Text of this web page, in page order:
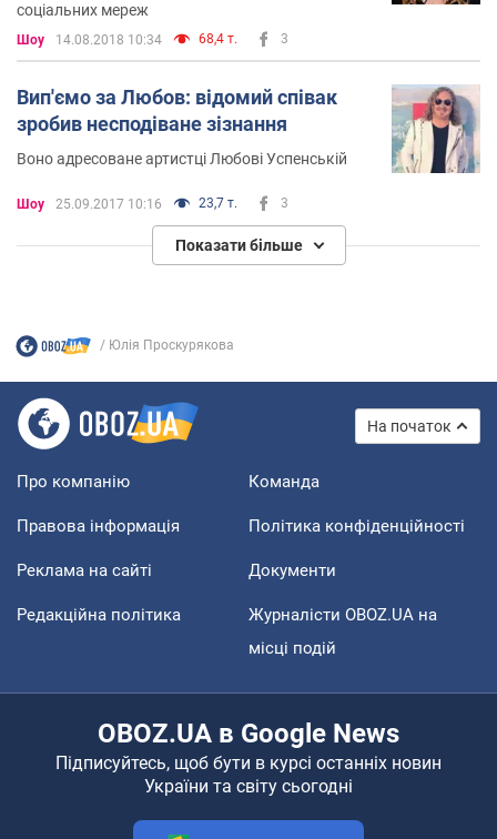
соціальних мереж
Шоу 14.08.2018 10:34 68,4 т. 3
Вип'ємо за Любов: відомий співак
зробив несподіване зізнання
Воно адресоване артистці Любові Успенській
Шоу 25.09.2017 10:16 23,7 т. 3
Показати більше
Юлія Проскурякова
На початок
Про компанію Команда
Правова інформація Політика конфіденційності
Реклама на сайті Документи
Редакційна політика
Журналісти OBOZ.UA на
місці подій
OBOZ.UA в Google News
Підписуйтесь, щоб бути в курсі останніх новин
України та світу сьогодні